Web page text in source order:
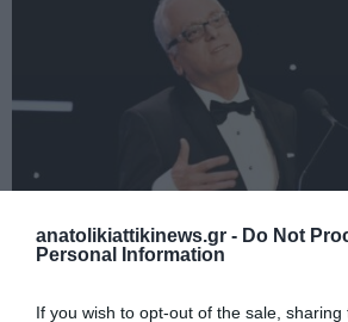
anatolikiattikinews.gr - Do Not
Personal Information
If you wish to opt-out of the sale,